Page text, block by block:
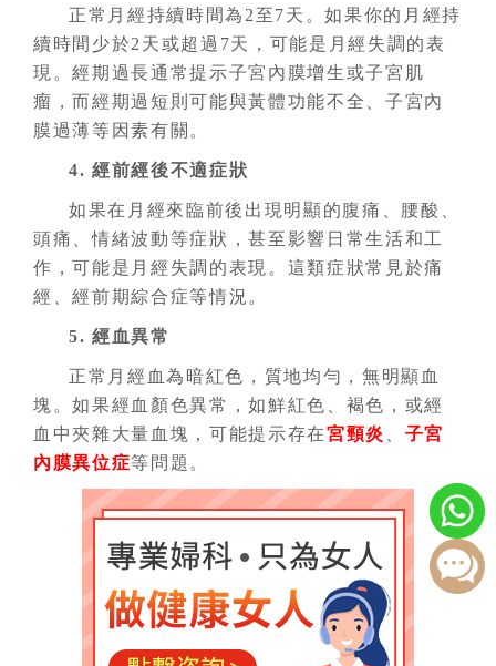
正常月經持續時間為2至7天。如果你的月經持
續時間少於2天或超過7天，可能是月經失調的表
現。經期過長通常提示子宮內膜增生或子宮肌
瘤，而經期過短則可能與黃體功能不全、子宮內
膜過薄等因素有關。
4. 經前經後不適症狀
如果在月經來臨前後出現明顯的腹痛、腰酸、
頭痛、情緒波動等症狀，甚至影響日常生活和工
作，可能是月經失調的表現。這類症狀常見於痛
經、經前期綜合症等情況。
5. 經血異常
正常月經血為暗紅色，質地均勻，無明顯血
塊。如果經血顏色異常，如鮮紅色、褐色，或經
血中夾雜大量血塊，可能提示存在宮頸炎
子宮
內膜異位症等問題。